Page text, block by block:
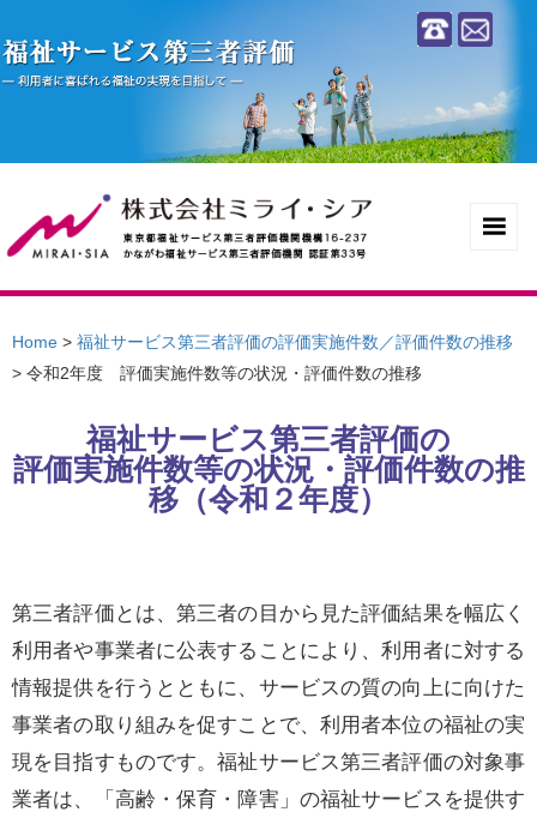
Home > 福祉サービス第三者評価の評価実施件数／評価件数の推移
> 令和2年度 評価実施件数等の状況・評価件数の推移
福祉サービス第三者評価の
評価実施件数等の状況・評価件数の推
移（令和２年度）
第三者評価とは、第三者の目から見た評価結果を幅広く
利用者や事業者に公表することにより、利用者に対する
情報提供を行うとともに、サービスの質の向上に向けた
事業者の取り組みを促すことで、利用者本位の福祉の実
現を目指すものです。福祉サービス第三者評価の対象事
業者は、「高齢・保育・障害」の福祉サービスを提供す